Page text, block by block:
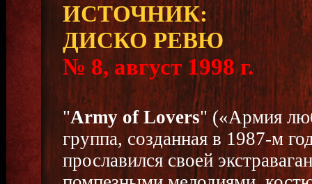
ИСТОЧНИК:
ДИСКО РЕВЮ
№ 8, август 1998 г.
"Army of Lovers" («Армия
группа, созданная в 1987-м
прославился своей